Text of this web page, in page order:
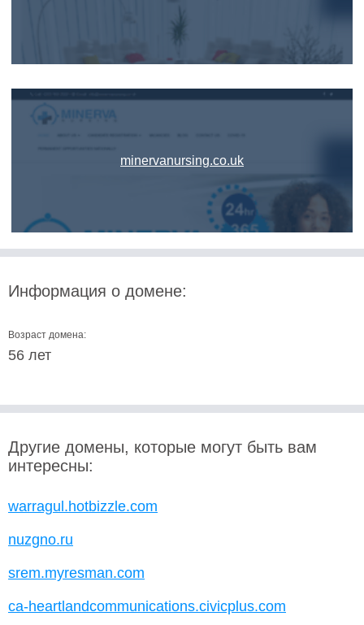
minervanursing.co.uk
Информация о домене:
Возраст домена:
56 лет
Другие домены, которые могут быть вам
интересны:
warragul.hotbizzle.com
nuzgno.ru
srem.myresman.com
ca-heartlandcommunications.civicplus.com